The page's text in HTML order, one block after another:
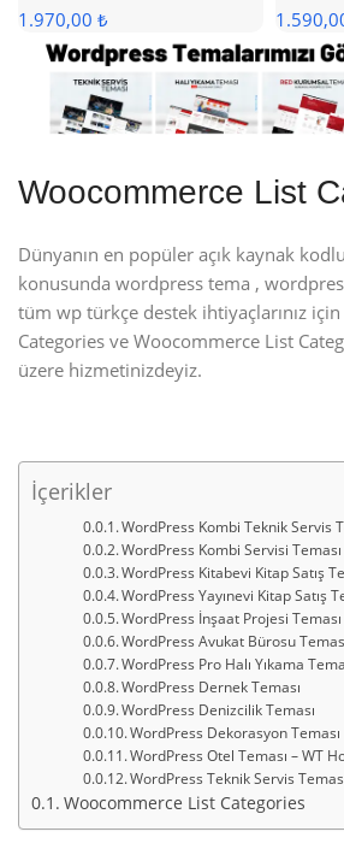
1.970,00 ₺
Woocommerce List
Dünyanın en popüler açık kaynak
konusunda wordpress tema ,
tüm wp türkçe destek ihtiyaçlarınız
Categories ve Woocommerce List
üzere hizmetinizdeyiz.
İçerikler
WordPress Kombi Teknik Servis
WordPress Kombi Servisi Teması
WordPress Kitabevi Kitap Satış
WordPress Yayınevi Kitap Satış
WordPress İnşaat Projesi Teması
WordPress Avukat Bürosu
WordPress Pro Halı Yıkama
WordPress Dernek Teması
WordPress Denizcilik Teması
WordPress Dekorasyon Teması
WordPress Otel Teması – WT
WordPress Teknik Servis
Woocommerce List Categories